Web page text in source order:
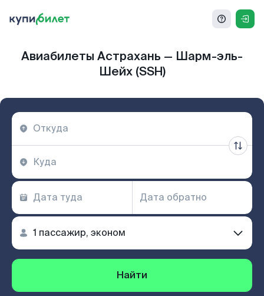
Авиабилеты Астрахань — Шарм-эль-
Шейх (SSH)
Найти